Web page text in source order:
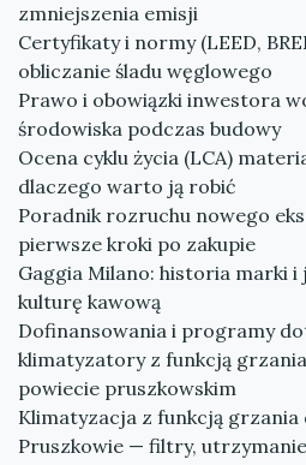
zmniejszenia emisji
Certyfikaty i normy (LEED,
obliczanie śladu węglowego
Prawo i obowiązki inwestora
środowiska podczas budowy
Ocena cyklu życia (LCA)
dlaczego warto ją robić
Poradnik rozruchu nowego
pierwsze kroki po zakupie
Gaggia Milano: historia marki i
kulturę kawową
Dofinansowania i programy
klimatyzatory z funkcją
powiecie pruszkowskim
Klimatyzacja z funkcją grzania
Pruszkowie — filtry,